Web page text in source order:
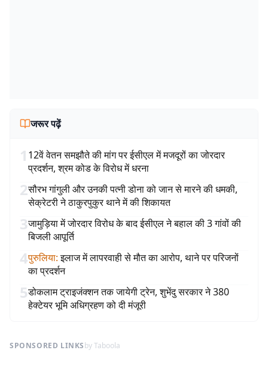
जरूर पढ़ें
1 12वें वेतन समझौते की मांग पर ईसीएल में मजदूरों का जोरदार
प्रदर्शन, श्रम कोड के विरोध में धरना
2सौरभ गांगुली और उनकी पत्नी डोना को जान से मारने की धमकी,
सेक्रेटरी ने ठाकुरपुकुर थाने में की शिकायत
3जामुड़िया में जोरदार विरोध के बाद ईसीएल ने बहाल की 3 गांवों की
बिजली आपूर्ति
4पुरुलिया: इलाज में लापरवाही से मौत का आरोप, थाने पर परिजनों
का प्रदर्शन
5डोकलाम ट्राइजंक्शन तक जायेगी ट्रेन, शुभेंदु सरकार ने 380
हेक्टेयर भूमि अधिग्रहण को दी मंजूरी
SPONSORED LINKSby Taboola